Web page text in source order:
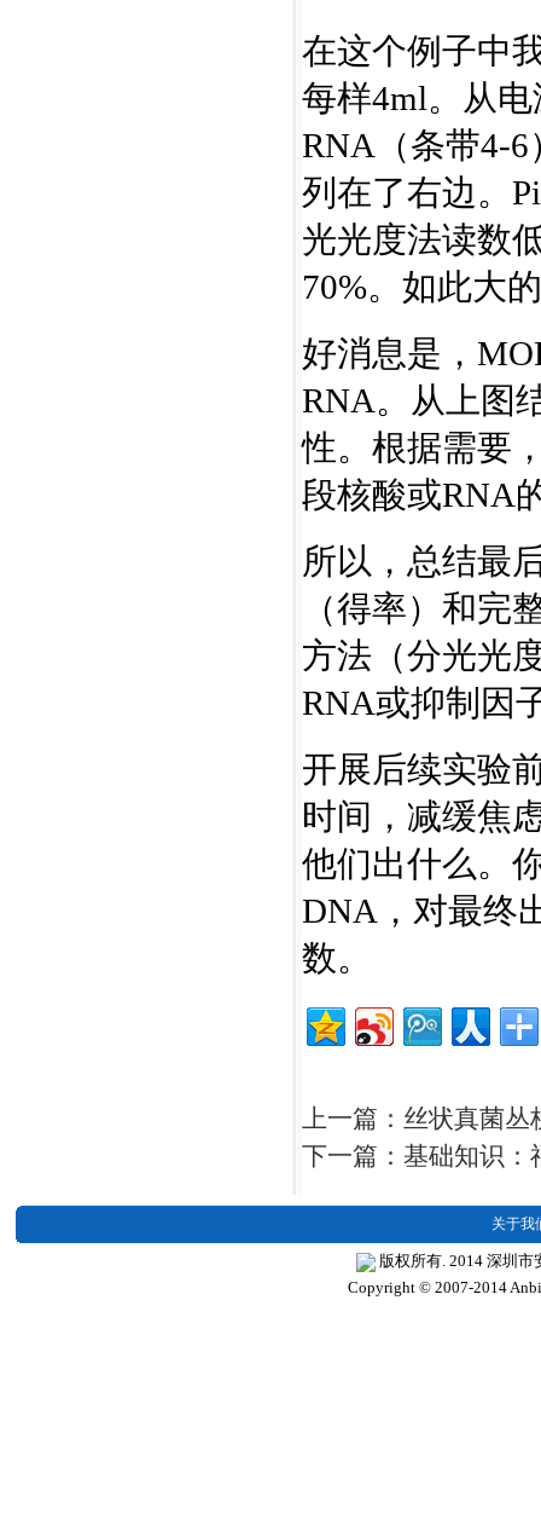
在这个例子中
每样4ml。从
RNA（条带4-6
列在了右边。
光光度法读数
70%。如此大
好消息是，
RNA。从上图
性。根据需要
段核酸或RNA
所以，总结最
（得率）和完
方法（分光光
RNA或抑制因
开展后续实验
时间，减缓焦
他们出什么。
DNA，对最终
数。
上一篇：丝状真菌丛
下一篇：基础知识：
关于我
版权所有. 2014 深圳市
Copyright © 2007-2014